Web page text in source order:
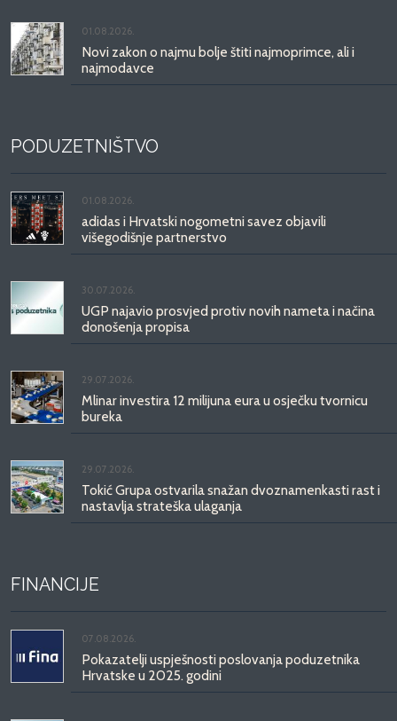
01.08.2026.
Novi zakon o najmu bolje štiti najmoprimce, ali i
najmodavce
PODUZETNIŠTVO
01.08.2026.
adidas i Hrvatski nogometni savez objavili
višegodišnje partnerstvo
30.07.2026.
UGP najavio prosvjed protiv novih nameta i načina
donošenja propisa
29.07.2026.
Mlinar investira 12 milijuna eura u osječku tvornicu
bureka
29.07.2026.
Tokić Grupa ostvarila snažan dvoznamenkasti rast i
nastavlja strateška ulaganja
FINANCIJE
07.08.2026.
Pokazatelji uspješnosti poslovanja poduzetnika
Hrvatske u 2025. godini